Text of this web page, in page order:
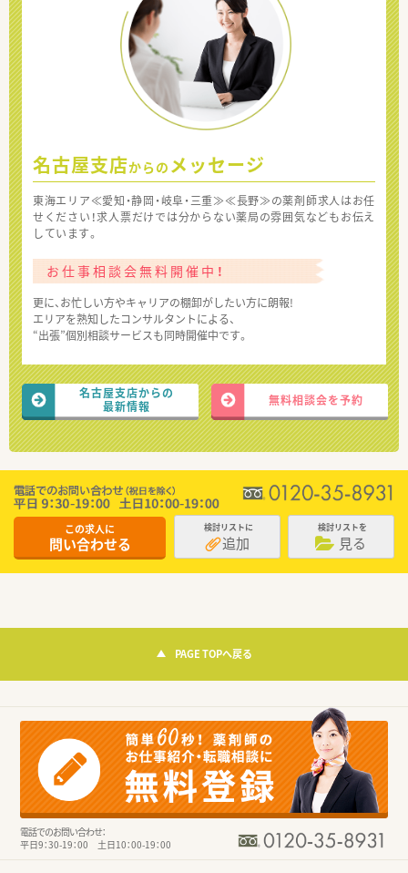
名古屋支店からの メッセージ
東海エリア≪愛知・静岡・岐阜・三重≫≪長野≫の薬剤師求人はお任
せください！求人票だけでは分からない薬局の雰囲気などもお伝え
しています。
お仕事相談会無料開催中！
更に、お忙しい方やキャリアの棚卸がしたい方に朗報!
エリアを熟知したコンサルタントによる、
“出張”個別相談サービスも同時開催中です。
名古屋支店からの
最新情報
無料相談会を予約
この求人に
問い合わせる
検討リストに
追加
検討リストを
見る
PAGE TOPへ戻る
電話でのお問い合わせ：
平日9：30-19：00 土日10：00-19：00